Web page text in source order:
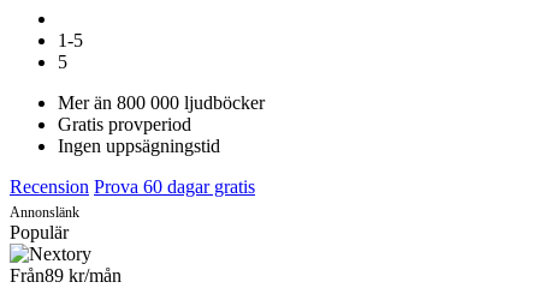
1-5
5
Mer än 800 000 ljudböcker
Gratis provperiod
Ingen uppsägningstid
Recension Prova 60 dagar gratis
Annonslänk
Populär
Från89 kr/mån